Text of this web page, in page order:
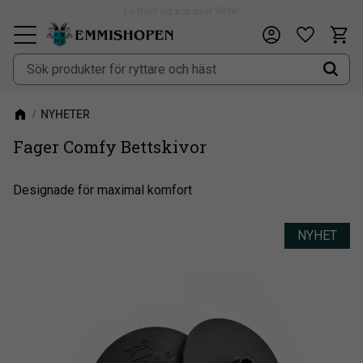
Meny
NYHETER
Fager Comfy Bettskivor
​Designade för maximal komfort
NYHET